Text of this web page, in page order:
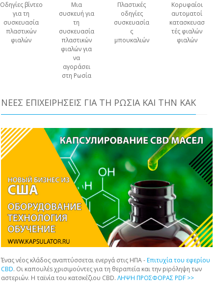
Οδηγίες βίντεο
για τη
συσκευασία
πλαστικών
φιαλών
Μια
συσκευή για
τη
συσκευασία
πλαστικών
φιαλών για
να
αγοράσει
στη Ρωσία
Πλαστικές
οδηγίες
συσκευασία
ς
μπουκαλιών
Κορυφαίοι
αυτοματοί
κατασκευασ
τές φιαλών
φιαλών
ΝΈΕΣ ΕΠΙΧΕΙΡΉΣΕΙΣ ΓΙΑ ΤΗ ΡΩΣΊΑ ΚΑΙ ΤΗΝ ΚΑΚ
Ένας νέος κλάδος αναπτύσσεται ενεργά στις ΗΠΑ -Επιτυχία του εφερίου
CBD. Οι καπουλέs χρισιμούντες για τη θεραπεία και την piρόληψη των
αστεριών. Η ταϊνία του κατσκέζιου CBD. ΛΗΨΗ ΠΡΟΣΦΟΡΑΣ PDF >>